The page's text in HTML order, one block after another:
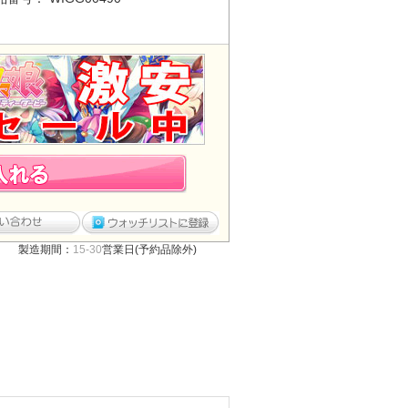
製造期間： 15-30営業日(予約品除外)